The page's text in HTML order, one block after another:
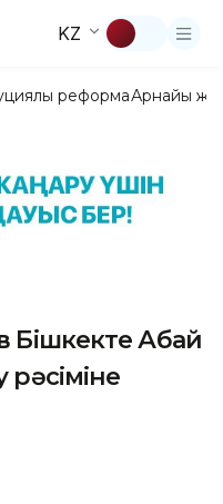
KZ
реформаАрнайы
Бішкекте Абай
рәсіміне